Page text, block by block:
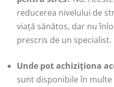
reducerea nivelului de
viață sănătos, dar nu
prescris de un specialist.
Unde pot achiziționa
sunt disponibile în multe